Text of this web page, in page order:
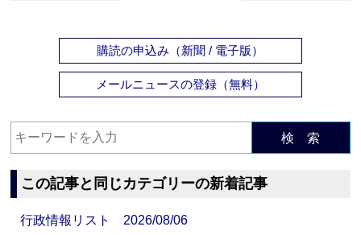
購読の申込み（新聞 / 電子版）
メールニュースの登録（無料）
検 索
この記事と同じカテゴリーの新着記事
行政情報リスト 2026/08/06